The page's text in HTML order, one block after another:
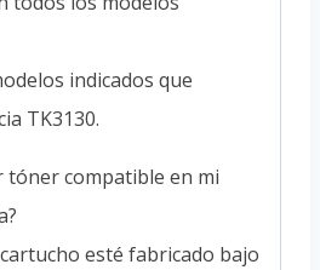
indicados que
TK3130.
tóner compatible en mi
esté fabricado bajo